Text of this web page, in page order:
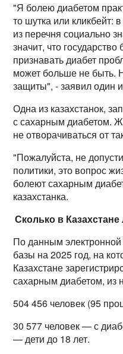
"Я болею диабетом
то шутка или кликбейт:
из перечня социально
значит, что
признавать диабет
может больше не быть.
защиты", - заявил один
Одна из казахстанок,
с сахарным диабетом.
не отворачиваться от
"Пожалуйста, не
политики, это вопрос
болеют сахарным
казахстанка.
Сколько в
По данным электронной
базы на 2025 год, на
Казахстане
сахарным диабетом, из
504 456 человек (95
30 577 человек — с
— дети до 18 лет.